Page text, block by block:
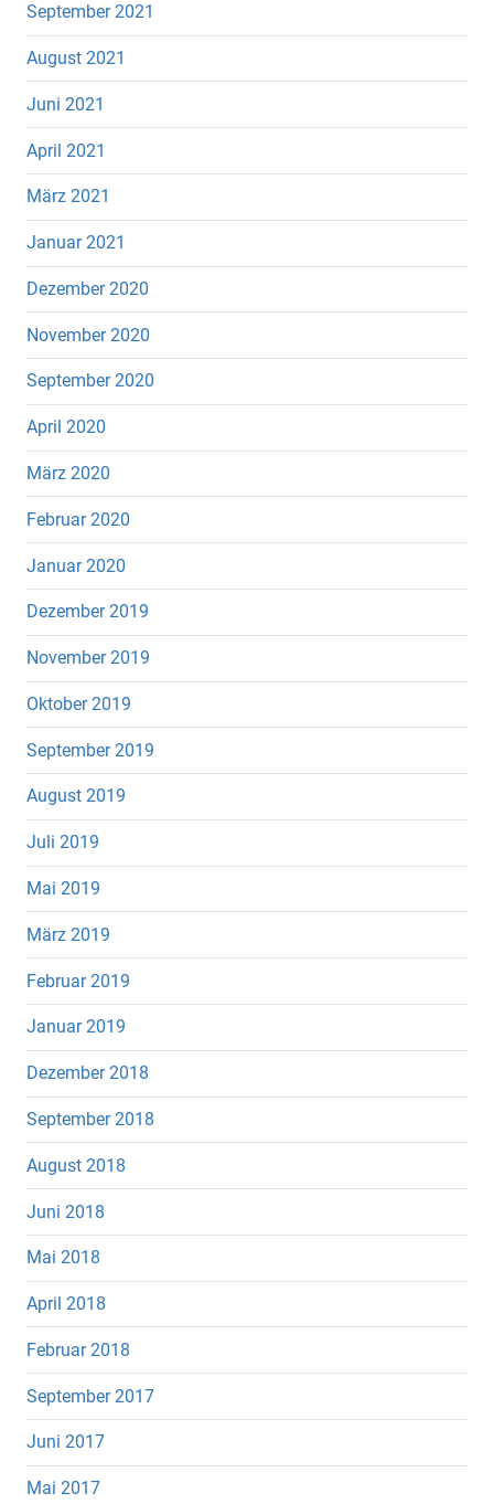
September 2021
August 2021
Juni 2021
April 2021
März 2021
Januar 2021
Dezember 2020
November 2020
September 2020
April 2020
März 2020
Februar 2020
Januar 2020
Dezember 2019
November 2019
Oktober 2019
September 2019
August 2019
Juli 2019
Mai 2019
März 2019
Februar 2019
Januar 2019
Dezember 2018
September 2018
August 2018
Juni 2018
Mai 2018
April 2018
Februar 2018
September 2017
Juni 2017
Mai 2017